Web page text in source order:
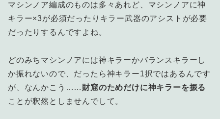
マシンノア編成のものは多々あれど、マシンノアに神
キラー×3が必須だったりキラー武器のアシストが必要
だったりするんですよね。
どのみちマシンノアには神キラーかバランスキラーし
か振れないので、だったら神キラー1択ではあるんです
が、なんかこう…… 財窟のためだけに神キラーを振る
ことが釈然としませんでして。